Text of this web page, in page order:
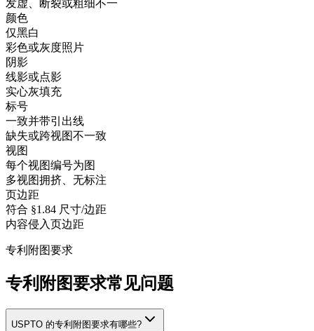
发虚、断裂或粗细不一
颜色
仅黑白
彩色或灰度照片
阴影
线影或点影
实心灰填充
标号
一致并带引出线
缺失或跨视图不一致
视图
每个视图编号为图
多视图拥挤、无标注
页边距
符合 §1.84 尺寸/边距
内容侵入页边距
专利附图要求
专利附图要求常见问题
USPTO 的专利附图要求有哪些?